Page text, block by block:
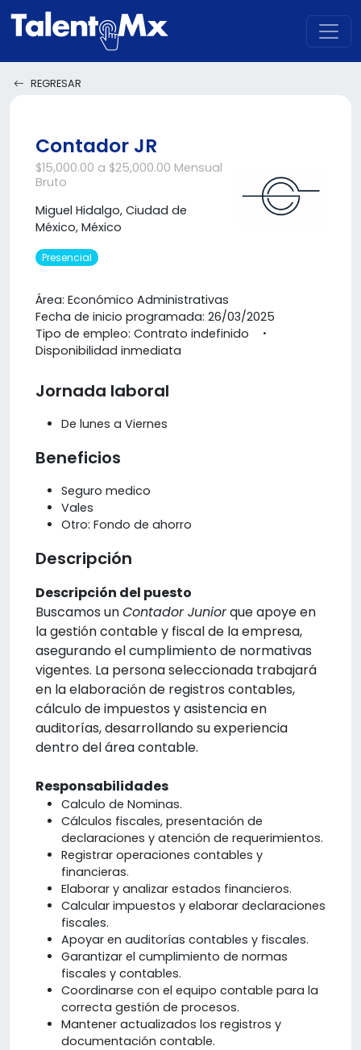
REGRESAR
Contador JR
$15,000.00 a $25,000.00 Mensual
Bruto
Miguel Hidalgo, Ciudad de
México, México
Presencial
Área: Económico Administrativas
Fecha de inicio programada: 26/03/2025
Tipo de empleo: Contrato indefinido
Disponibilidad inmediata
Jornada laboral
De lunes a Viernes
Beneficios
Seguro medico
Vales
Otro: Fondo de ahorro
Descripción
Descripción del puesto
Buscamos unContador Juniorque apoye en
la gestión contable y fiscal de la empresa,
asegurando el cumplimiento de normativas
vigentes. La persona seleccionada trabajará
en la elaboración de registros contables,
cálculo de impuestos y asistencia en
auditorías, desarrollando su experiencia
dentro del área contable.
Responsabilidades
Calculo de Nominas.
Cálculos fiscales, presentación de
declaraciones y atención de requerimientos.
Registrar operaciones contables y
financieras.
Elaborar y analizar estados financieros.
Calcular impuestos y elaborar declaraciones
fiscales.
Apoyar en auditorías contables y fiscales.
Garantizar el cumplimiento de normas
fiscales y contables.
Coordinarse con el equipo contable para la
correcta gestión de procesos.
Mantener actualizados los registros y
documentación contable.